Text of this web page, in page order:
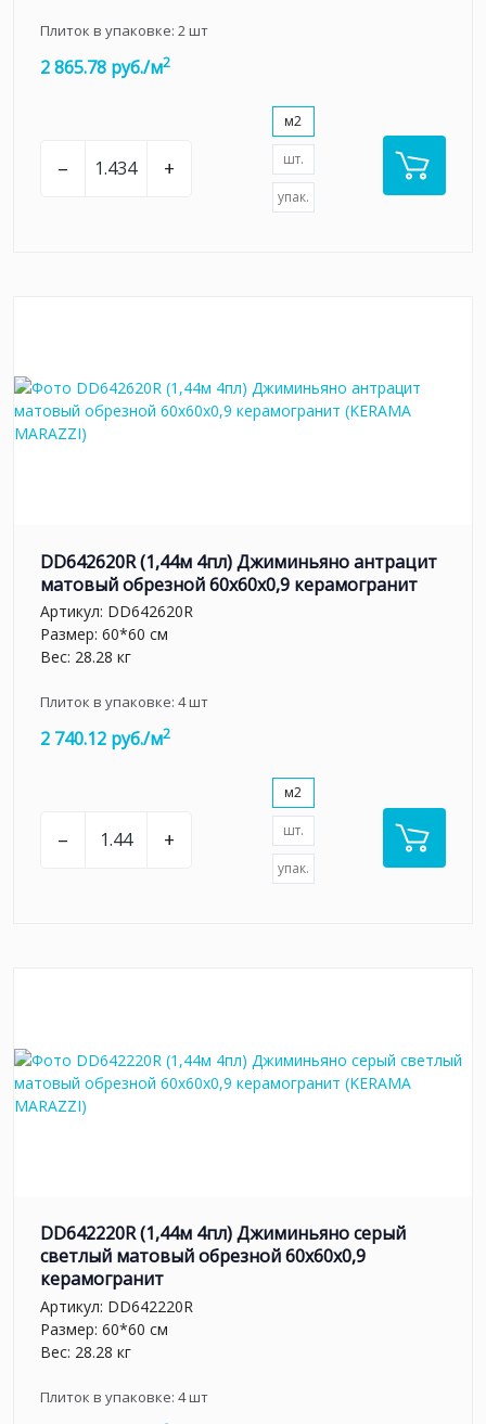
Плиток в упаковке: 2шт
2 865.78 руб./м2
– +
м2
шт.
упак.
DD642620R (1,44м 4пл) Джиминьяно антрацит
матовый обрезной 60х60x0,9 керамогранит
Артикул: DD642620R
Размер: 60*60 см
Вес: 28.28 кг
Плиток в упаковке: 4шт
2 740.12 руб./м2
– +
м2
шт.
упак.
DD642220R (1,44м 4пл) Джиминьяно серый
светлый матовый обрезной 60х60x0,9
керамогранит
Артикул: DD642220R
Размер: 60*60 см
Вес: 28.28 кг
Плиток в упаковке: 4шт